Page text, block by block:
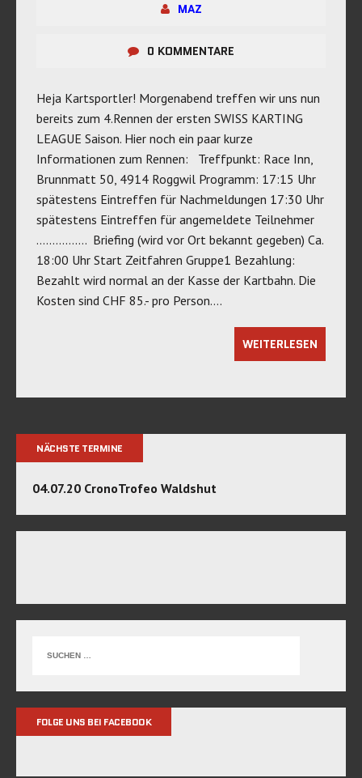
MAZ
0 KOMMENTARE
Heja Kartsportler! Morgenabend treffen wir uns nun
bereits zum 4.Rennen der ersten SWISS KARTING
LEAGUE Saison. Hier noch ein paar kurze
Informationen zum Rennen: Treffpunkt: Race Inn,
Brunnmatt 50, 4914 Roggwil Programm: 17:15 Uhr
spätestens Eintreffen für Nachmeldungen 17:30 Uhr
spätestens Eintreffen für angemeldete Teilnehmer
……………. Briefing (wird vor Ort bekannt gegeben) Ca.
18:00 Uhr Start Zeitfahren Gruppe1 Bezahlung:
Bezahlt wird normal an der Kasse der Kartbahn. Die
Kosten sind CHF 85.- pro Person….
WEITERLESEN
NÄCHSTE TERMINE
04.07.20 CronoTrofeo Waldshut
FOLGE UNS BEI FACEBOOK